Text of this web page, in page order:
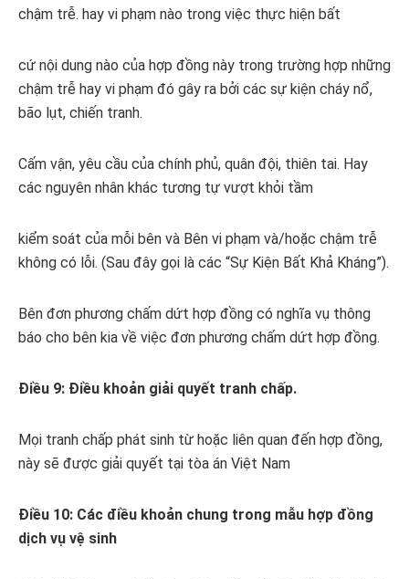
chậm trễ. hay vi phạm nào trong việc thực hiện bất
cứ nội dung nào của hợp đồng này trong trường hợp những
chậm trễ hay vi phạm đó gây ra bởi các sự kiện cháy nổ,
bão lụt, chiến tranh.
Cấm vận, yêu cầu của chính phủ, quân đội, thiên tai. Hay
các nguyên nhân khác tương tự vượt khỏi tầm
kiểm soát của mỗi bên và Bên vi phạm và/hoặc chậm trễ
không có lỗi. (Sau đây gọi là các “Sự Kiện Bất Khả Kháng”).
Bên đơn phương chấm dứt hợp đồng có nghĩa vụ thông
báo cho bên kia về việc đơn phương chấm dứt hợp đồng.
Điều 9: Điều khoản giải quyết tranh chấp.
Mọi tranh chấp phát sinh từ hoặc liên quan đến hợp đồng,
này sẽ được giải quyết tại tòa án Việt Nam
Điều 10: Các điều khoản chung trong mẫu hợp đồng
dịch vụ vệ sinh